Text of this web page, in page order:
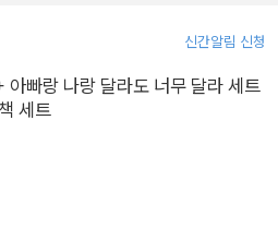
신간알림 신청
아빠랑 나랑 달라도 너무 달라 세트
세트